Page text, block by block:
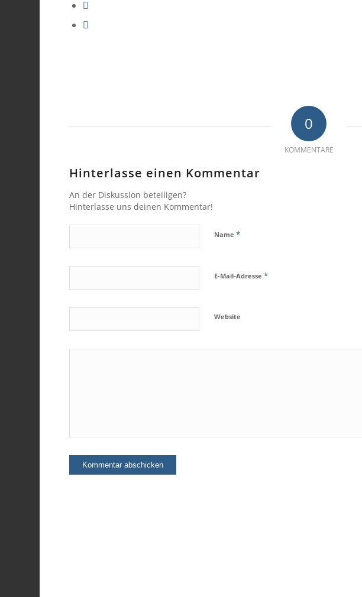
0
KOMMENTARE
Hinterlasse einen Kommentar
An der Diskussion beteiligen?
Hinterlasse uns deinen Kommentar!
Name*
E-Mail-Adresse*
Website